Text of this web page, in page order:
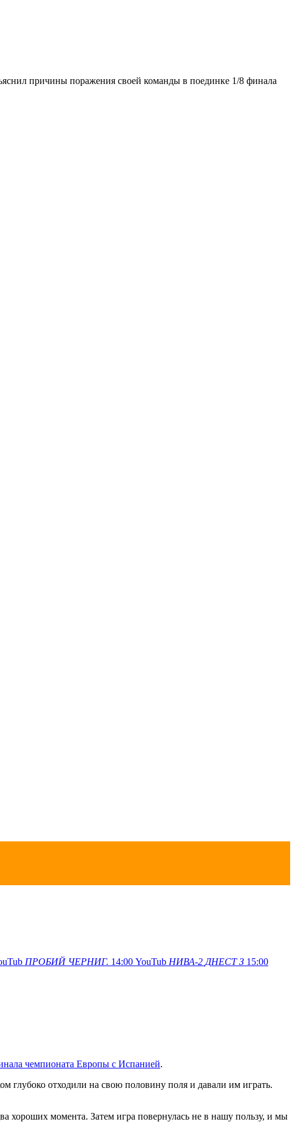
причины поражения своей команды в поединке 1/8 финала
ПРОБИЙ ЧЕРНИГ. 14:00 YouTub НИВА-2 ДНЕСТ З 15:00
чемпионата Европы с Испанией.
глубоко отходили на свою половину поля и давали им играть.
хороших момента. Затем игра повернулась не в нашу пользу, и мы